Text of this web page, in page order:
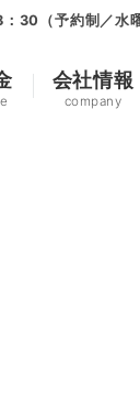
30（予約制／水
会社情報
company